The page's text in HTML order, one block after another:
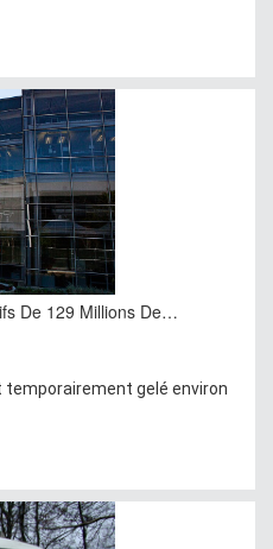
De 129 Millions De…
gelé environ